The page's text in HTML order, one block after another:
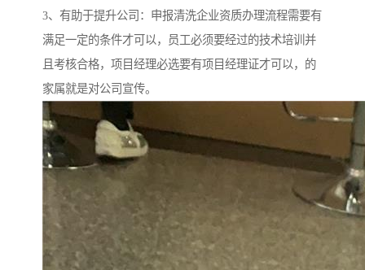
3、有助于提升公司：申报清洗企业资质办理流程需要有
满足一定的条件才可以，员工必须要经过的技术培训并
且考核合格，项目经理必选要有项目经理证才可以，的
家属就是对公司宣传。